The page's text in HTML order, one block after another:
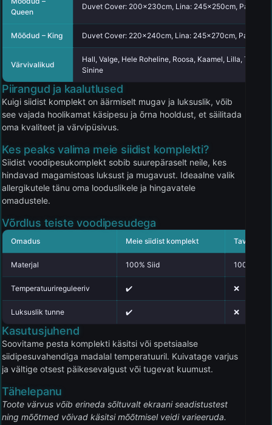
Queen
Duvet Cover: 200x230cm, Lina: 245x250cm,
Mõõdud – King Duvet Cover: 220x240cm, Lina: 245x270cm,
Värvivalikud
Hall, Valge, Hele Roheline, Roosa, Kaamel, Lilla, Tume
Sinine
Piirangud ja kaalutlused
Kuigi siidist komplekt on äärmiselt mugav ja luksuslik, võib
see vajada hoolikamat käsipesu ja õrna hooldust, et säilitada
oma kvaliteet ja värvipüsivus.
Kes peaks valima meie siidist komplekti?
Siidist voodipesukomplekt sobib suurepäraselt neile, kes
hindavad magamistoas luksust ja mugavust. Ideaalne valik
allergikutele tänu oma looduslikele ja hingavatele
omadustele.
Võrdlus teiste voodipesudega
Omadus Meie siidist komplekt Tavaline
Materjal 100% Siid 100%
Temperatuurireguleeriv ✔️ ❌
Luksuslik tunne ✔️ ❌
Kasutusjuhend
Soovitame pesta komplekti käsitsi või spetsiaalse
siidipesuvahendiga madalal temperatuuril. Kuivatage varjus
ja vältige otsest päikesevalgust või tugevat kuumust.
Tähelepanu
Toote värvus võib erineda sõltuvalt ekraani seadistustest
ning mõõtmed võivad käsitsi mõõtmisel veidi varieeruda.